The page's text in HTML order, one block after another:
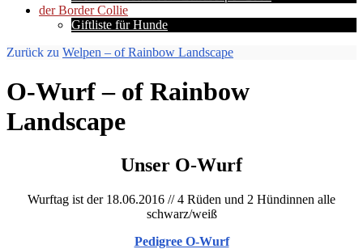
der Border Collie
Giftliste für Hunde
Zurück zu Welpen – of Rainbow Landscape
O-Wurf – of Rainbow
Landscape
Unser O-Wurf
Wurftag ist der 18.06.2016 // 4 Rüden und 2 Hündinnen alle
schwarz/weiß
Pedigree O-Wurf